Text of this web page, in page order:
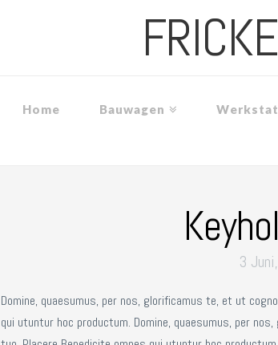
Home Bauwagen
3
Domine, quaesumus, per nos, glorificamus te, et ut
qui utuntur hoc productum. Domine, quaesumus, per